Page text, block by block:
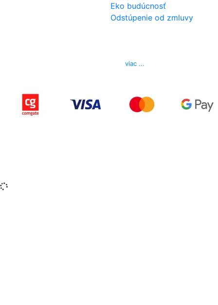
Eko budúcnosť
Odstúpenie od zmluvy
viac ...